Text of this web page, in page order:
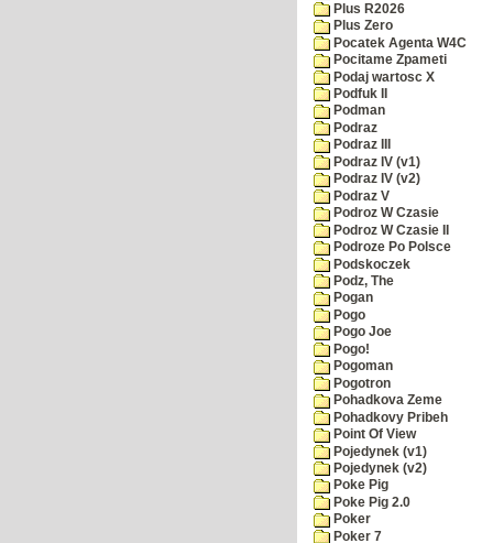
Plus R2026
Plus Zero
Pocatek Agenta W4C
Pocitame Zpameti
Podaj wartosc X
Podfuk II
Podman
Podraz
Podraz III
Podraz IV (v1)
Podraz IV (v2)
Podraz V
Podroz W Czasie
Podroz W Czasie II
Podroze Po Polsce
Podskoczek
Podz, The
Pogan
Pogo
Pogo Joe
Pogo!
Pogoman
Pogotron
Pohadkova Zeme
Pohadkovy Pribeh
Point Of View
Pojedynek (v1)
Pojedynek (v2)
Poke Pig
Poke Pig 2.0
Poker
Poker 7